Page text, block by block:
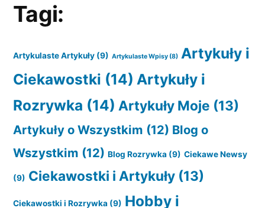
Tagi:
Artykulaste Artykuły (9) Artykulaste Wpisy (8) Artykuły i
Ciekawostki (14) Artykuły i
Rozrywka (14) Artykuły Moje (13)
Artykuły o Wszystkim (12) Blog o
Wszystkim (12) Blog Rozrywka (9) Ciekawe Newsy
(9) Ciekawostki i Artykuły (13)
Ciekawostki i Rozrywka (9) Hobby i